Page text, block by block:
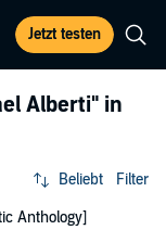
Jetzt testen
Alberti" in
Beliebt Filter
Anthology]